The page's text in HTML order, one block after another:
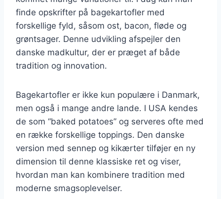
finde opskrifter på bagekartofler med
forskellige fyld, såsom ost, bacon, fløde og
grøntsager. Denne udvikling afspejler den
danske madkultur, der er præget af både
tradition og innovation.
Bagekartofler er ikke kun populære i Danmark,
men også i mange andre lande. I USA kendes
de som “baked potatoes” og serveres ofte med
en række forskellige toppings. Den danske
version med sennep og kikærter tilføjer en ny
dimension til denne klassiske ret og viser,
hvordan man kan kombinere tradition med
moderne smagsoplevelser.